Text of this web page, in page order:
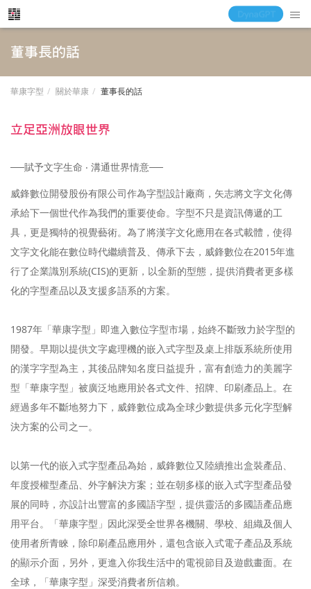
董事長的話
華康字型 關於華康 董事長的話
立足亞洲放眼世界
──賦予文字生命 ‧ 溝通世界情意──
威鋒數位開發股份有限公司作為字型設計廠商，矢志將文字文化傳
承給下一個世代作為我們的重要使命。字型不只是資訊傳遞的工
具，更是獨特的視覺藝術。為了將漢字文化應用在各式載體，使得
文字文化能在數位時代繼續普及、傳承下去，威鋒數位在2015年進
行了企業識別系統(CIS)的更新，以全新的型態，提供消費者更多樣
化的字型產品以及支援多語系的方案。
1987年「華康字型」即進入數位字型市場，始終不斷致力於字型的
開發。早期以提供文字處理機的嵌入式字型及桌上排版系統所使用
的漢字字型為主，其後品牌知名度日益提升，富有創造力的美麗字
型「華康字型」被廣泛地應用於各式文件、招牌、印刷產品上。在
經過多年不斷地努力下，威鋒數位成為全球少數提供多元化字型解
決方案的公司之一。
以第一代的嵌入式字型產品為始，威鋒數位又陸續推出盒裝產品、
年度授權型產品、外字解決方案；並在朝多樣的嵌入式字型產品發
展的同時，亦設計出豐富的多國語字型，提供靈活的多國語產品應
用平台。「華康字型」因此深受全世界各機關、學校、組織及個人
使用者所青睞，除印刷產品應用外，還包含嵌入式電子產品及系統
的顯示介面，另外，更進入你我生活中的電視節目及遊戲畫面。在
全球，「華康字型」深受消費者所信賴。